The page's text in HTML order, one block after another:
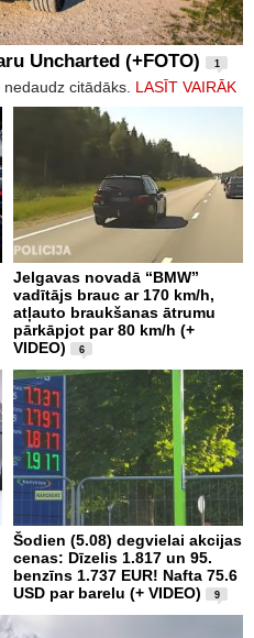
Uncharted (+FOTO) 1
citādāks. LASĪT VAIRĀK
Jelgavas novadā “BMW”
vadītājs brauc ar 170 km/h,
atļauto braukšanas ātrumu
pārkāpjot par 80 km/h (+
VIDEO)
6
Šodien (5.08) degvielai akcijas
cenas: Dīzelis 1.817 un 95.
benzīns 1.737 EUR! Nafta 75.6
USD par barelu (+ VIDEO)
9